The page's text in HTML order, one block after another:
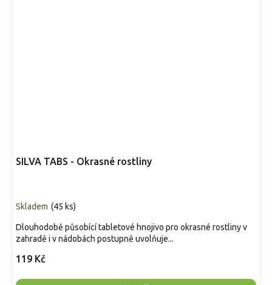
SILVA TABS - Okrasné rostliny
Skladem (45 ks)
119 Kč
Dlouhodobě působící tabletové hnojivo pro okrasné rostliny v
zahradě i v nádobách postupně uvolňuje...